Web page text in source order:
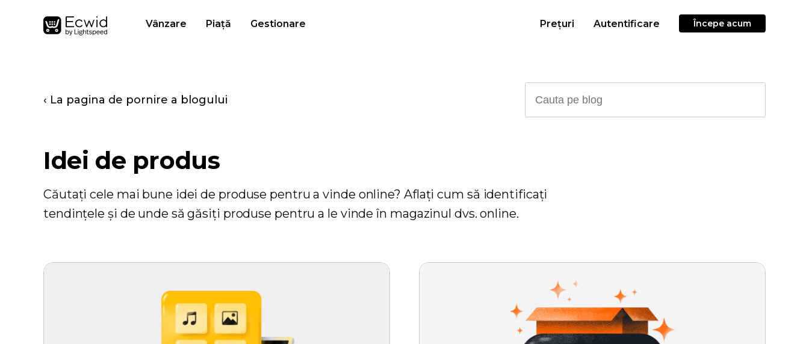
Vânzare Piață Gestionare Prețuri Autentificare Începe acum
‹ La pagina de pornire a blogului
Idei de produs
Căutați cele mai bune idei de produse pentru a vinde online? Aflați cum să identificați
tendințele și de unde să găsiți produse pentru a le vinde în magazinul dvs. online.